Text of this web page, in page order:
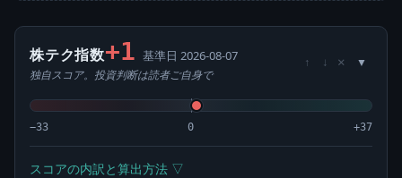
株テク指数+1 基準日 2026-08-07
独自スコア。投資判断は読者ご自身で
↑ ↓ ×
−33 0 +37
スコアの内訳と算出方法 ▽